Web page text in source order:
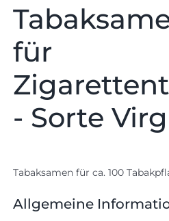
für
- Sorte
Tabaksamen für ca. 100
Allgemeine